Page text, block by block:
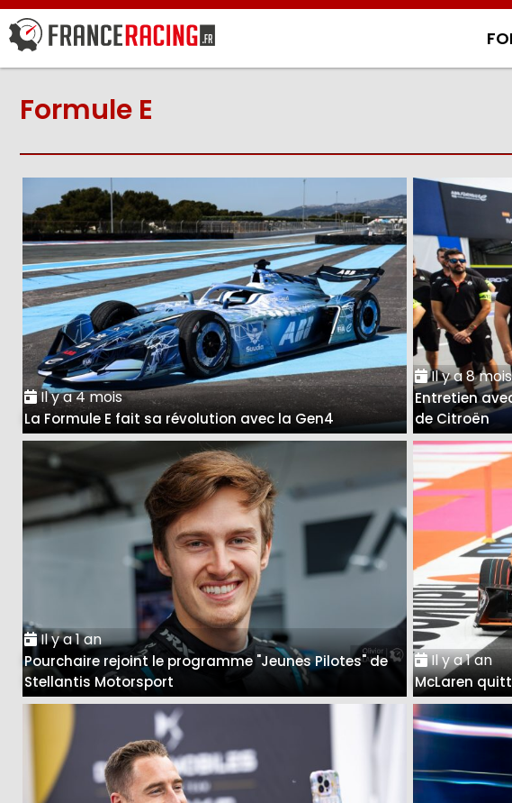
Formule E
Il y a 4 mois
La Formule E fait sa révolution avec la Gen4
Il y a 8 mois
Entretien
de Citroën
Il y a 1 an
Pourchaire rejoint le programme "Jeunes Pilotes" de
Stellantis Motorsport
Il y a 1 an
McLaren